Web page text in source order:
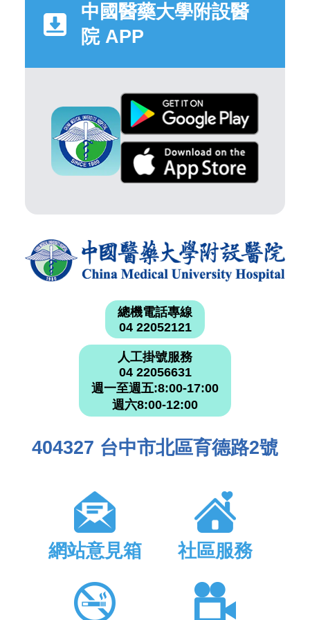
中國醫藥大學附設醫
院 APP
總機電話專線
04 22052121
人工掛號服務
04 22056631
週一至週五:8:00-17:00
週六8:00-12:00
404327 台中市北區育德路2號
網站意見箱 社區服務